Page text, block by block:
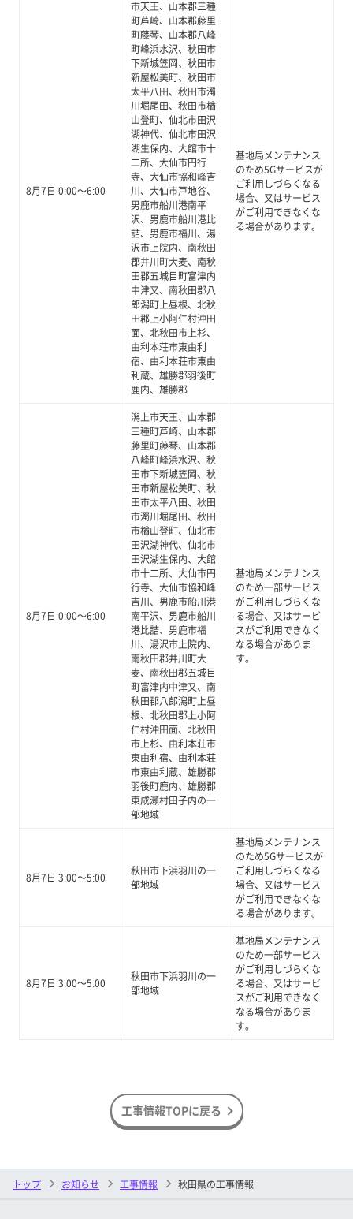
8月7日 0:00～6:00
市天王、山本郡三種
町芦崎、山本郡藤里
町藤琴、山本郡八峰
町峰浜水沢、秋田市
下新城笠岡、秋田市
新屋松美町、秋田市
太平八田、秋田市濁
川堀尾田、秋田市楢
山登町、仙北市田沢
湖神代、仙北市田沢
湖生保内、大館市十
二所、大仙市円行
寺、大仙市協和峰吉
川、大仙市戸地谷、
男鹿市船川港南平
沢、男鹿市船川港比
詰、男鹿市福川、湯
沢市上院内、南秋田
郡井川町大麦、南秋
田郡五城目町富津内
中津又、南秋田郡八
郎潟町上昼根、北秋
田郡上小阿仁村沖田
面、北秋田市上杉、
由利本荘市東由利
宿、由利本荘市東由
利蔵、雄勝郡羽後町
鹿内、雄勝郡
基地局メンテナンス
のため5Gサービスが
ご利用しづらくなる
場合、又はサービス
がご利用できなくな
る場合があります。
8月7日 0:00～6:00
潟上市天王、山本郡
三種町芦崎、山本郡
藤里町藤琴、山本郡
八峰町峰浜水沢、秋
田市下新城笠岡、秋
田市新屋松美町、秋
田市太平八田、秋田
市濁川堀尾田、秋田
市楢山登町、仙北市
田沢湖神代、仙北市
田沢湖生保内、大館
市十二所、大仙市円
行寺、大仙市協和峰
吉川、男鹿市船川港
南平沢、男鹿市船川
港比詰、男鹿市福
川、湯沢市上院内、
南秋田郡井川町大
麦、南秋田郡五城目
町富津内中津又、南
秋田郡八郎潟町上昼
根、北秋田郡上小阿
仁村沖田面、北秋田
市上杉、由利本荘市
東由利宿、由利本荘
市東由利蔵、雄勝郡
羽後町鹿内、雄勝郡
東成瀬村田子内の一
部地域
基地局メンテナンス
のため一部サービス
がご利用しづらくな
る場合、又はサービ
スがご利用できなく
なる場合がありま
す。
8月7日 3:00～5:00
秋田市下浜羽川の一
部地域
基地局メンテナンス
のため5Gサービスが
ご利用しづらくなる
場合、又はサービス
がご利用できなくな
る場合があります。
8月7日 3:00～5:00
秋田市下浜羽川の一
部地域
基地局メンテナンス
のため一部サービス
がご利用しづらくな
る場合、又はサービ
スがご利用できなく
なる場合がありま
す。
工事情報TOPに戻る
トップ お知らせ 工事情報 秋田県の工事情報